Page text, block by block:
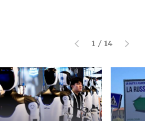
1 / 14